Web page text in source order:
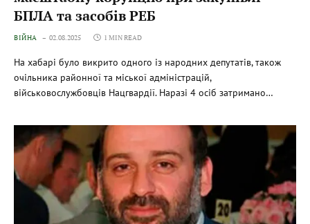
БПЛА та засобів РЕБ
ВІЙНА 02.08.2025 1 MIN READ
На хабарі було викрито одного із народних депутатів, також
очільника районної та міської адміністрацій,
військовослужбовців Нацгвардії. Наразі 4 осіб затримано…